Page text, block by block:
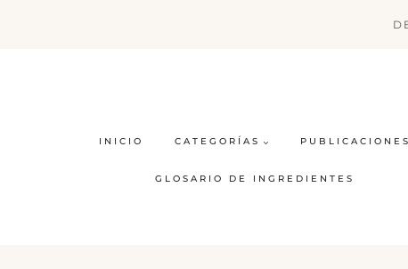
INICIO CATEGORÍAS PUBLICACIONES
GLOSARIO DE INGREDIENTES